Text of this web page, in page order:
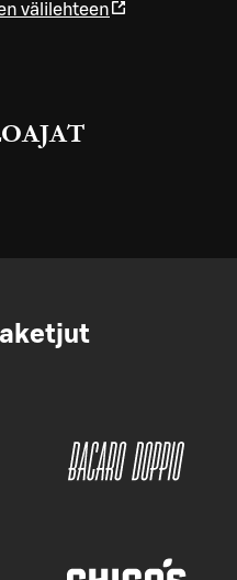
välilehteen